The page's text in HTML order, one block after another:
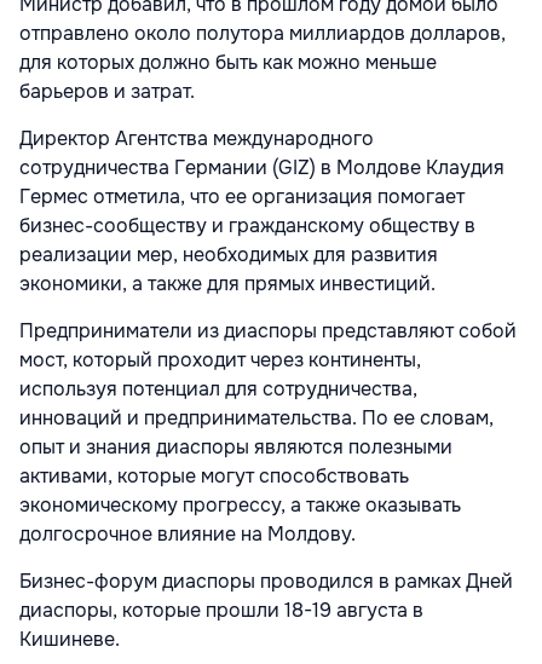
отправлено около полутора миллиардов долларов,
для которых должно быть как можно меньше
барьеров и затрат.
Директор Агентства международного
сотрудничества Германии (GIZ) в Молдове Клаудия
Гермес отметила, что ее организация помогает
бизнес-сообществу и гражданскому обществу в
реализации мер, необходимых для развития
экономики, а также для прямых инвестиций.
Предприниматели из диаспоры представляют собой
мост, который проходит через континенты,
используя потенциал для сотрудничества,
инноваций и предпринимательства. По ее словам,
опыт и знания диаспоры являются полезными
активами, которые могут способствовать
экономическому прогрессу, а также оказывать
долгосрочное влияние на Молдову.
Бизнес-форум диаспоры проводился в рамках Дней
диаспоры, которые прошли 18-19 августа в
Кишиневе.